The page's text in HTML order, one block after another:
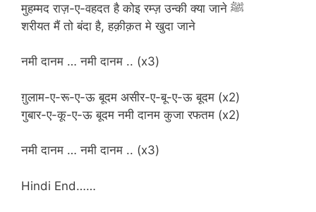
मुहम्मद राज़-ए-वहदत है कोइ रम्ज़ उन्की क्या जाने ﷺ
शरीयत मैं तो बंदा है, हक़ीक़त मे खुदा जाने
नमी दानम … नमी दानम .. (x3)
ग़ुलाम-ए-रू-ए-ऊ बूदम असीर-ए-बू-ए-ऊ बूदम (x2)
गुबार-ए-कू-ए-ऊ बूदम नमी दानम कुजा रफतम (x2)
नमी दानम … नमी दानम .. (x3)
Hindi End……